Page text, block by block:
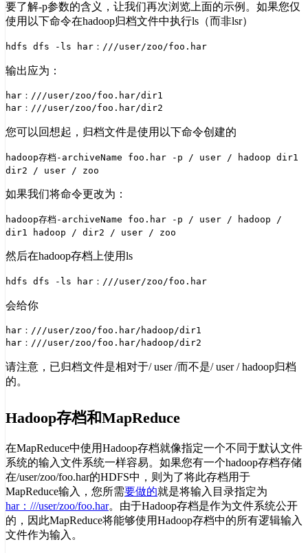
要了解-p参数的含义，让我们再次浏览上面的示例。如果您仅
使用以下命令在hadoop归档文件中执行ls（而非lsr）
hdfs dfs -ls har：///user/zoo/foo.har
输出应为：
har：///user/zoo/foo.har/dir1
您可以回想起，归档文件是使用以下命令创建的
hadoop存档-archiveName foo.har -p / user / hadoop dir1
dir2 / user / zoo
如果我们将命令更改为：
hadoop存档-archiveName foo.har -p / user / hadoop /
dir1 hadoop / dir2 / user / zoo
然后在hadoop存档上使用ls
hdfs dfs -ls har：///user/zoo/foo.har
会给你
har：///user/zoo/foo.har/hadoop/dir1
请注意，已归档文件是相对于/ user /而不是/ user / hadoop归档
的。
Hadoop存档和MapReduce
在MapReduce中使用Hadoop存档就像指定一个不同于默认文件
系统的输入文件系统一样容易。如果您有一个hadoop存档存储
在/user/zoo/foo.har的HDFS中，则为了将此存档用于
MapReduce输入，您所需要做的就是将输入目录指定为
har：///user/zoo/foo.har。由于Hadoop存档是作为文件系统公开
的，因此MapReduce将能够使用Hadoop存档中的所有逻辑输入
文件作为输入。